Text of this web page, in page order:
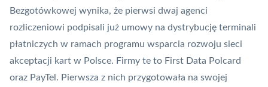
Bezgotówkowej wynika, że pierwsi dwaj agenci
rozliczeniowi podpisali już umowy na dystrybucję terminali
płatniczych w ramach programu wsparcia rozwoju sieci
akceptacji kart w Polsce. Firmy te to First Data Polcard
oraz PayTel. Pierwsza z nich przygotowała na swojej